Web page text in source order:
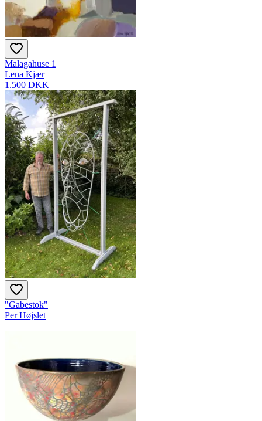
Malagahuse 1
Lena Kjær
1.500 DKK
"Gabestok"
Per Højslet
—